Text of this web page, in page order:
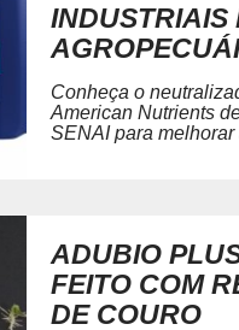
INDUSTRIAIS
Conheça o
American Nutrients
SENAI para melhorar
ADUBIO
FEITO COM
DE COURO